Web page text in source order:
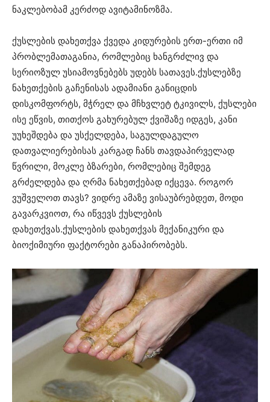
ნაკლებობამ კერძოდ ავიტამინოზმა.
ქუსლების დახეთქვა ქვედა კიდურების ერთ-ერთი იმ
პრობლემათაგანია, რომლებიც ხანგრძლივ და
სერიოზულ უსიამოვნებებს უდებს სათავეს.ქუსლებზე
ნახეთქების გაჩენისას ადამიანი განიცდის
დისკომფორტს, მჭრელ და მჩხვლეტ ტკივილს, ქუსლები
ისე ეწვის, თითქოს გახურებულ ქვიშაზე იდგეს, კანი
უუხეშდება და უსქელდება, საგულდაგულო
დათვალიერებისას კარგად ჩანს თავდაპირველად
წვრილი, მოკლე ბზარები, რომლებიც შემდეგ
გრძელდება და ღრმა ნახეთქებად იქცევა. როგორ
ვუშველოთ თავს? ვიდრე ამაზე ვისაუბრებდეთ, მოდი
გავარკვიოთ, რა იწვევს ქუსლების
დახეთქვას.ქუსლების დახეთქვას მექანიკური და
ბიოქიმიური ფაქტორები განაპირობებს.